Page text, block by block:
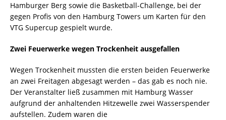
Hamburger Berg sowie die Basketball-Challenge, bei der
gegen Profis von den Hamburg Towers um Karten für den
VTG Supercup gespielt wurde.
Zwei Feuerwerke wegen Trockenheit ausgefallen
Wegen Trockenheit mussten die ersten beiden Feuerwerke
an zwei Freitagen abgesagt werden – das gab es noch nie.
Der Veranstalter ließ zusammen mit Hamburg Wasser
aufgrund der anhaltenden Hitzewelle zwei Wasserspender
aufstellen. Zudem waren die